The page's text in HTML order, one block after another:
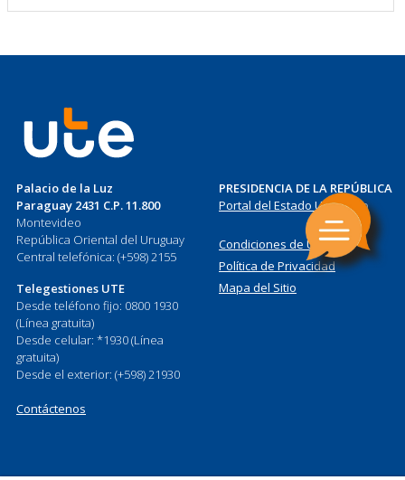
Palacio de la Luz
Paraguay 2431 C.P. 11.800
Montevideo
República Oriental del Uruguay
Central telefónica: (+598) 2155
Telegestiones UTE
Desde teléfono fijo: 0800 1930
(Línea gratuita)
Desde celular: *1930 (Línea
gratuita)
Desde el exterior: (+598) 21930
Contáctenos
PRESIDENCIA DE LA REPÚBLICA
Portal del Estado Uruguayo
Condiciones de Uso
Política de Privacidad
Mapa del Sitio